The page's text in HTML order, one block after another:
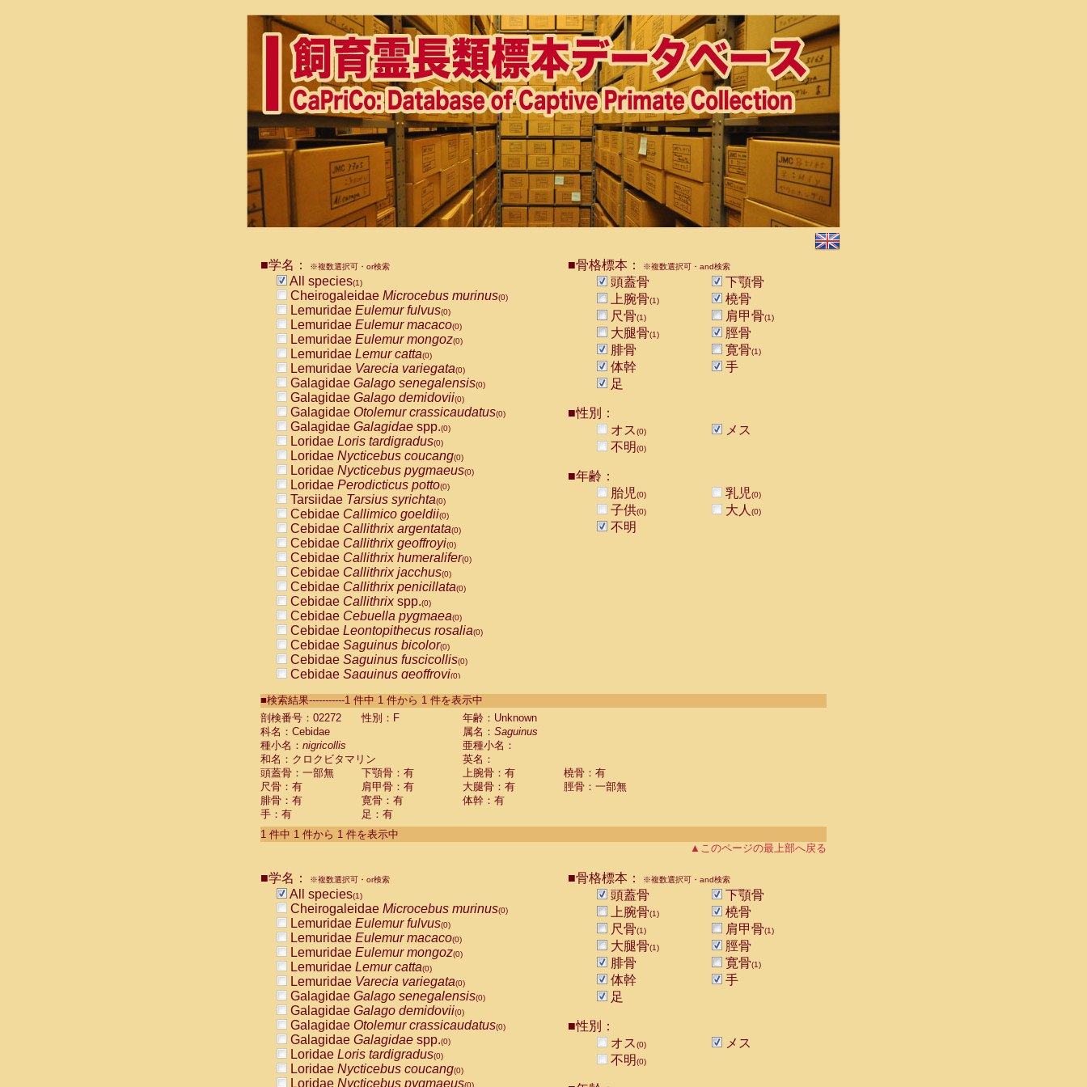
■学名： ※複数選択可・or検索
All species(1)
Cheirogaleidae Microcebus murinus(0)
Lemuridae Eulemur fulvus(0)
Lemuridae Eulemur macaco(0)
Lemuridae Eulemur mongoz(0)
Lemuridae Lemur catta(0)
Lemuridae Varecia variegata(0)
Galagidae Galago senegalensis(0)
Galagidae Galago demidovii(0)
Galagidae Otolemur crassicaudatus(0)
Galagidae Galagidae spp.(0)
Loridae Loris tardigradus(0)
Loridae Nycticebus coucang(0)
Loridae Nycticebus pygmaeus(0)
Loridae Perodicticus potto(0)
Tarsiidae Tarsius syrichta(0)
Cebidae Callimico goeldii(0)
Cebidae Callithrix argentata(0)
Cebidae Callithrix geoffroyi(0)
Cebidae Callithrix humeralifer(0)
Cebidae Callithrix jacchus(0)
Cebidae Callithrix penicillata(0)
Cebidae Callithrixspp.(0)
Cebidae Cebuella pygmaea(0)
Cebidae Leontopithecus rosalia(0)
Cebidae Saguinus bicolor(0)
Cebidae Saguinus fuscicollis(0)
Cebidae Saguinus geoffroyi(0)
CebidaeSaguinus labiatus(0)
Cebidae Saguinus leucopus (0)
Cebidae
CebidaeSaguinus mystax
CebidaeSaguinus nigricollis (1)
Cebidae Saguinus oedipus
Cebidae Saguinus weddelli
Cebidae Saguinusspp.
Cebidae Aotus trivirgatus
Cebidae Cebus albifrons
CebidaeCebus nigrivittatus
CebidaeCebus
CebidaeSaimiri boliviensis(0)
CebidaeSaimiri sciureus(0)
AtelidaeAlouatta caraya(0)
AtelidaeAlouatta fusca(0)
AtelidaeAlouatta seniculus
AtelidaeAlouattaspp.(0)
AtelidaeAteles belzebuth(0)
AtelidaeAteles geoffroyi(0)
AtelidaeAteles paniscus(0)
AtelidaeAtelesspp.(0)
Atelidae Lagothrix lagothricha
AtelidaeLagothrix lagothricha cana
PitheciidaeCacajao calvus rubicundus
■骨格標本： ※複数選択可・and検索
頭蓋骨
下顎骨
上腕骨(1)
橈骨
尺骨(1) 肩甲骨(1)
大腿骨(1)
脛骨
腓骨
寛骨(1)
体幹
手
足
■性別：
オス(0)
メス
不明(0)
■年齢：
胎児(0) 乳児(0)
子供(0) 大人 (0)
不明
■検索結果-----------1 件中 1 件から 1 件を表示中
剖検番号：02272
性別：F
年齢：Unknown
科名：Cebidae
属名： Saguinus
種小名： nigricollis
亜種小名：
和名：クロクビタマリン
英名：
頭蓋骨：一部無
下顎骨：有 上腕骨：有
橈骨：有
尺骨：有
肩甲骨：有 大腿骨：有
脛骨：一部無
腓骨：有
寛骨：有
体幹：有
手：有
足：有
1 件中 1 件から 1 件を表示中
▲このページの最上部へ戻る
■学名： ※複数選択可・or検索
All species(1)
Cheirogaleidae Microcebus murinus(0)
Lemuridae Eulemur fulvus(0)
Lemuridae Eulemur macaco(0)
Lemuridae Eulemur mongoz(0)
Lemuridae Lemur catta(0)
Lemuridae Varecia variegata(0)
Galagidae Galago senegalensis(0)
Galagidae Galago demidovii(0)
Galagidae Otolemur crassicaudatus(0)
Galagidae Galagidae spp.(0)
Loridae Loris tardigradus(0)
Loridae Nycticebus coucang(0)
Loridae Nycticebus pygmaeus(0)
■骨格標本： ※複数選択可・and検索
頭蓋骨
下顎骨
上腕骨(1)
橈骨
尺骨(1) 肩甲骨(1)
大腿骨(1)
脛骨
腓骨
寛骨(1)
体幹
手
足
■性別：
オス(0)
メス
不明(0)